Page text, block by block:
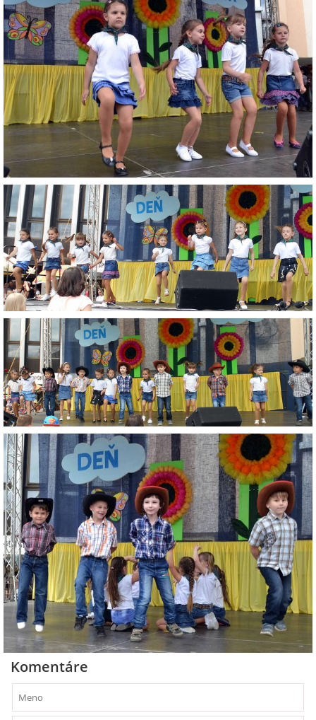
RADA ŠKOLY
GDPR
REGISTRATÚRNY PLÁN MŠ
VOĽNÉ PRACOVNÉ MIESTO
AKTUALIZAČNÉ VZDELÁVANIE
ZÁBAVNÉ UČENIE DOMA
VIDEO ALBUM
COVID-19
ZÁPISNICE
© 2026 eStránky.sk
Komentáre